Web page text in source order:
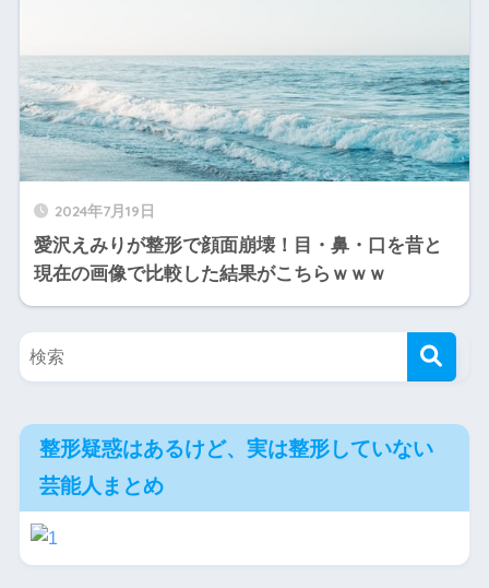
2024年7月19日
愛沢えみりが整形で顔面崩壊！目・鼻・口を昔と
現在の画像で比較した結果がこちらｗｗｗ
整形疑惑はあるけど、実は整形していない
芸能人まとめ